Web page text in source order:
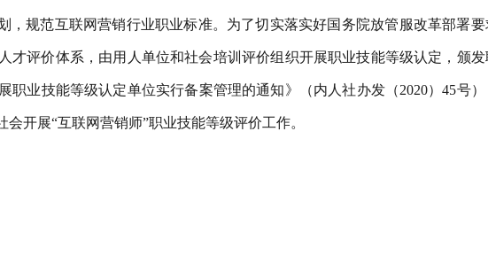
，规范互联网营销行业职业标准。 为了切实落实好国务院放管服改革部署
才评价体系，由用人单位和社会培训评价组织开展职业技能等级认定，颁
职业技能等级认定单位实行备案管理的通知》（内人社办发（2020）45号
会开展“互联网营销师”职业技能等级评价工作。